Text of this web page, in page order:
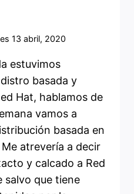
13 abril, 2020
estuvimos
basada y
Hat, hablamos de
vamos a
basada en
Me atrevería a decir
y calcado a Red
salvo que tiene